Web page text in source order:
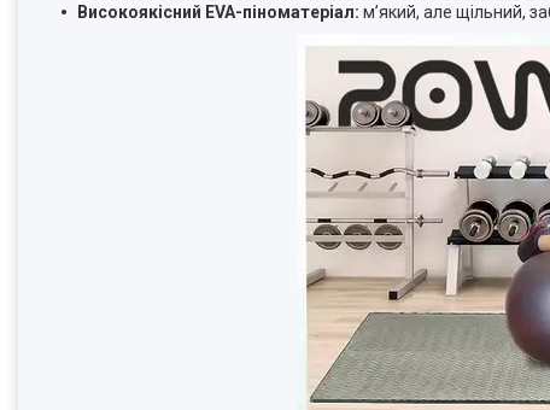
Високоякісний EVA-піноматеріал: м’який, але щільний,